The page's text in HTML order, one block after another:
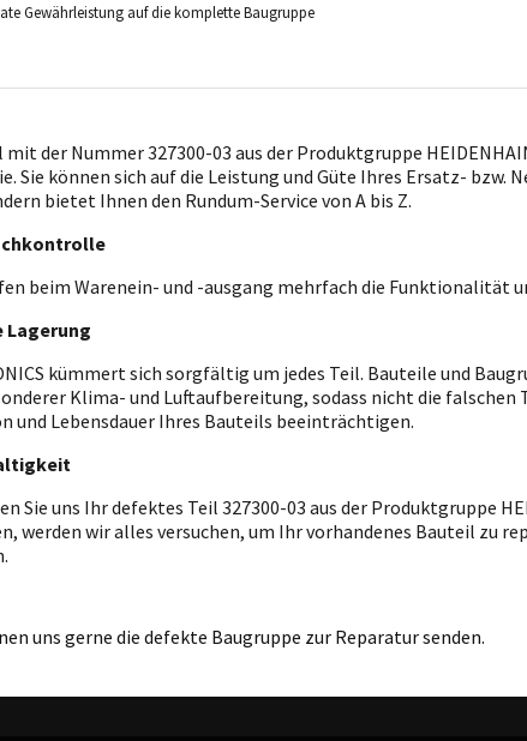
Gewährleistung auf die komplette Baugruppe
mit der Nummer 327300-03 aus der Produktgruppe
Sie können sich auf die Leistung und Güte Ihres Ersatz- bzw.
bietet Ihnen den Rundum-Service von A bis Z.
beim Warenein- und -ausgang mehrfach die Funktionalität
Lagerung
kümmert sich sorgfältig um jedes Teil. Bauteile und
Klima- und Luftaufbereitung, sodass nicht die
und Lebensdauer Ihres Bauteils beeinträchtigen.
Sie uns Ihr defektes Teil 327300-03 aus der Produktgruppe
werden wir alles versuchen, um Ihr vorhandenes Bauteil zu
uns gerne die defekte Baugruppe zur Reparatur senden.